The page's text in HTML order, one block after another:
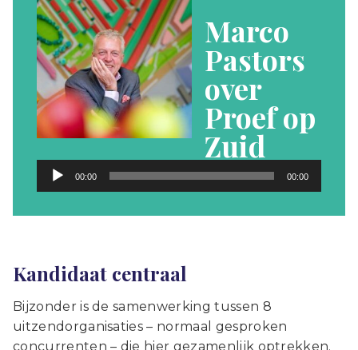
Marco
Pastors
over
Proef op
Zuid
Audiospeler
00:00 00:00
Kandidaat centraal
Bijzonder is de samenwerking tussen 8
uitzendorganisaties – normaal gesproken
concurrenten – die hier gezamenlijk optrekken.